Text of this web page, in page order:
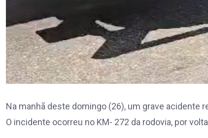
Na manhã deste domingo (26), um grave acidente
O incidente ocorreu no KM- 272 da rodovia, por